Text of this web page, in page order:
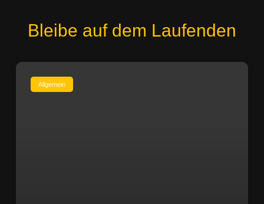
Bleibe auf dem Laufenden
Allgemein